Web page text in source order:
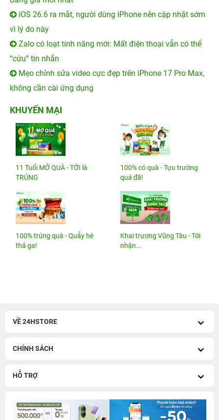
iOS 26.6 ra mắt, người dùng iPhone nên cập nhật sớm
vì lý do này
Zalo có loạt tính năng mới: Mất điện thoại vẫn có thể
“cứu” tin nhắn
Mẹo chỉnh sửa video cực đẹp trên iPhone 17 Pro Max,
không cần cài ứng dụng
KHUYẾN MẠI
11 Tuổi MỞ QUÀ - TỚI là
TRÚNG
100% có quà - Tựu trường
quá đã!
100% trúng quà - Quẫy hè
thả ga!
Khai trương Vũng Tàu - Tới
nhận...
VỀ 24HSTORE
CHÍNH SÁCH
HỖ TRỢ